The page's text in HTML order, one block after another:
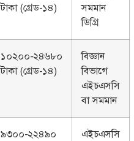
টাকা (গ্রেড-১৪)
সমমান
ডিগ্রি
১০২০০-২৪৬৮০
টাকা (গ্রেড-১৪)
বিজ্ঞান
বিভাগে
এইচএসসি
বা সমমান
৯৩০০-২২৪৯০
এইচএসসি